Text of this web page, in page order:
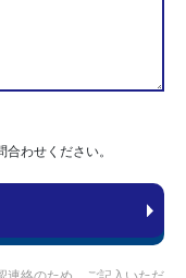
わせください。